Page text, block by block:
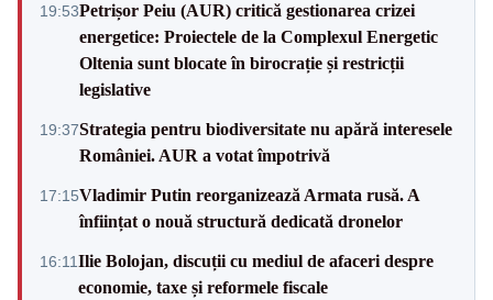
19:53Petrișor Peiu (AUR) critică gestionarea crizei
energetice: Proiectele de la Complexul Energetic
Oltenia sunt blocate în birocrație și restricții
legislative
19:37Strategia pentru biodiversitate nu apără interesele
României. AUR a votat împotrivă
17:15Vladimir Putin reorganizează Armata rusă. A
înființat o nouă structură dedicată dronelor
16:11Ilie Bolojan, discuții cu mediul de afaceri despre
economie, taxe și reformele fiscale